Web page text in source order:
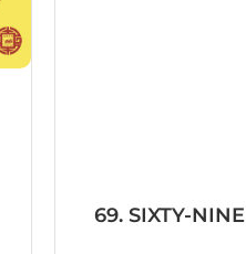
69. SIXTY-NINE